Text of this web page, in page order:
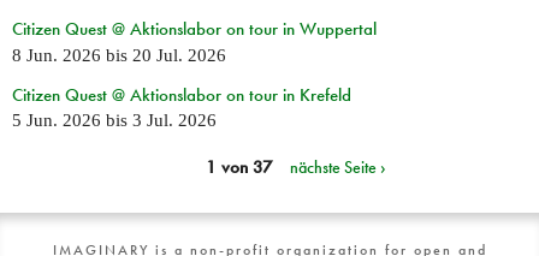
Citizen Quest @ Aktionslabor on tour in Wuppertal
8 Jun. 2026 bis 20 Jul. 2026
Citizen Quest @ Aktionslabor on tour in Krefeld
5 Jun. 2026 bis 3 Jul. 2026
1 von 37 nächste Seite ›
IMAGINARY is a non-profit organization for open and